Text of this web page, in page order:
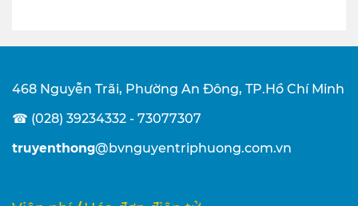
468 Nguyễn Trãi, Phường An Đông, TP.Hồ Chí Minh
☎ (028) 39234332 - 73077307
truyenthong@bvnguyentriphuong.com.vn